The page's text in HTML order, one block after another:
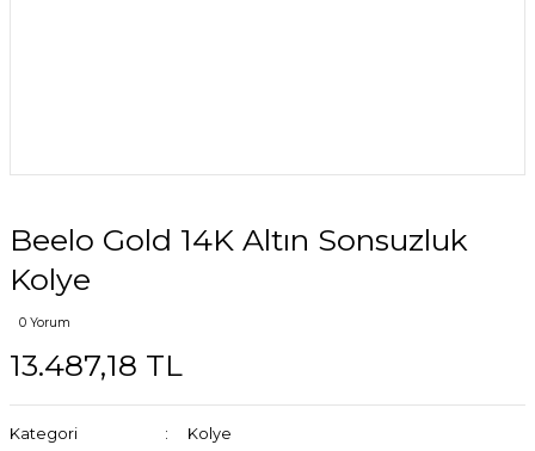
Beelo Gold 14K Altın Sonsuzluk
Kolye
0 Yorum
13.487,18 TL
Kategori
Kolye